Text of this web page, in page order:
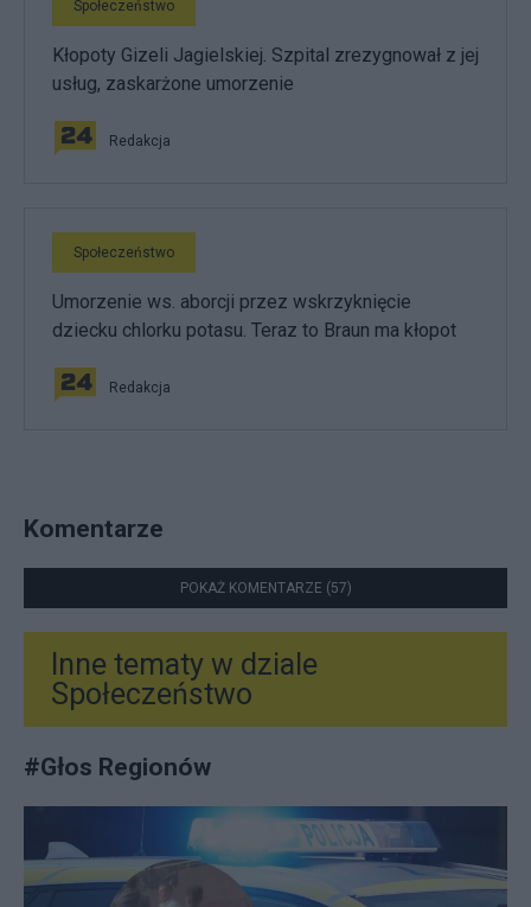
Społeczeństwo
Kłopoty Gizeli Jagielskiej. Szpital zrezygnował z jej
usług, zaskarżone umorzenie
Redakcja
Społeczeństwo
Umorzenie ws. aborcji przez wskrzyknięcie
dziecku chlorku potasu. Teraz to Braun ma kłopot
Redakcja
Komentarze
POKAŻ KOMENTARZE (57)
Inne tematy w dziale
Społeczeństwo
#Głos Regionów